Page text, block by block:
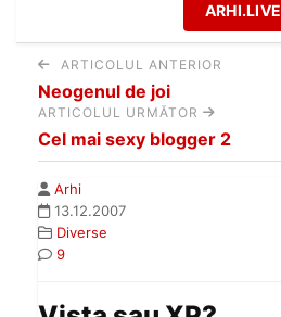
ARHI.LIVE
ARTICOLUL ANTERIOR
Neogenul de joi
ARTICOLUL URMĂTOR
Cel mai sexy blogger 2
Arhi
13.12.2007
Diverse
9